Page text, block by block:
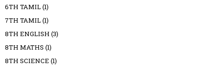
6TH TAMIL(1)
7TH TAMIL(1)
8TH ENGLISH (3)
8TH MATHS (1)
8TH SCIENCE (1)